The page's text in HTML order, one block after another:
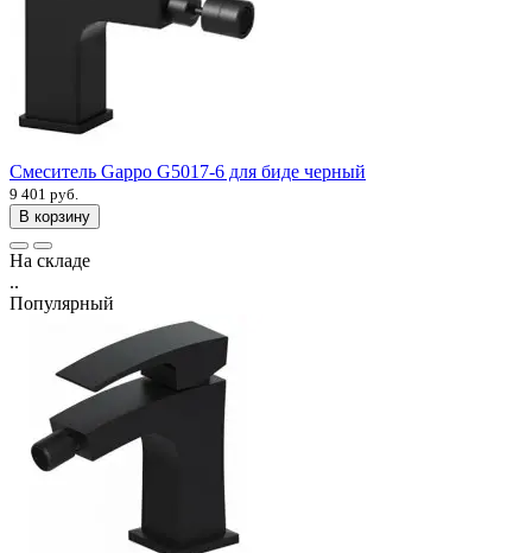
Смеситель Gappo G5017-6 для биде черный
9 401 руб.
В корзину
На складе
..
Популярный